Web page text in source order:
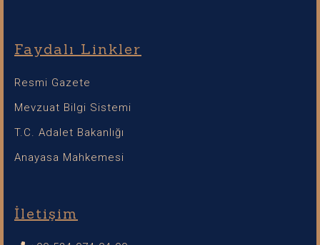
Faydalı Linkler
Resmi Gazete
Mevzuat Bilgi Sistemi
T.C. Adalet Bakanlığı
Anayasa Mahkemesi
İletişim